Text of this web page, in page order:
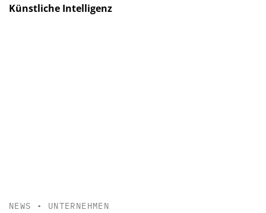
Künstliche Intelligenz
NEWS • UNTERNEHMEN